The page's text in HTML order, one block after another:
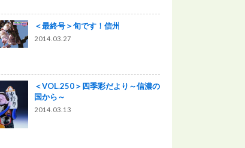
＜最終号＞旬です！信州
2014.03.27
＜VOL.250＞四季彩だより～信濃の
国から～
2014.03.13